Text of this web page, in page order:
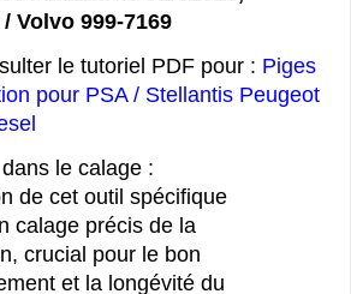
Volvo 999-7169
le tutoriel PDF pour : Piges
pour PSA / Stellantis Peugeot
le calage :
de cet outil spécifique
calage précis de la
crucial pour le bon
et la longévité du